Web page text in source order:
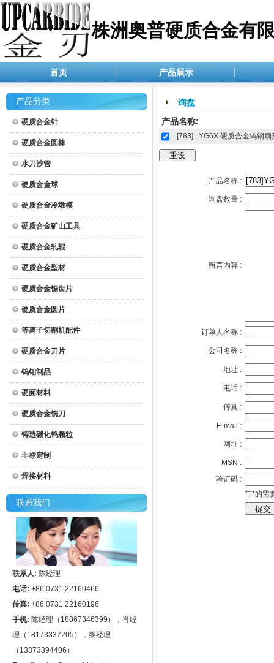
株洲奥普硬质合金有
首页 产品展示
产品分类
硬质合金针
硬质合金圆棒
水刀沙管
硬质合金球
硬质合金冷墩模
硬质合金矿山工具
硬质合金轧辊
硬质合金型材
硬质合金锯齿片
硬质合金圆片
等离子切割机配件
硬质合金刀片
钨钼制品
硬面材料
硬质合金铣刀
铸造碳化钨颗粒
非标定制
焊接材料
联系我们
联系人: 陈经理
电话: +86 0731 22160466
传真: +86 0731 22160196
手机: 陈经理（18867346399），肖经
理（18173337205），黎经理
（13873394406）
询盘
产品名称:
[783] YG6X 硬质合金钨钢
产品名称 :
询盘数量 :
留言内容 :
订单人名称 :
公司名称 :
地址 :
电话 :
传真 :
E-mail :
网址 :
MSN :
验证码 :
带*的需